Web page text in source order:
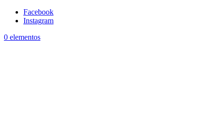
Facebook
Instagram
0 elementos